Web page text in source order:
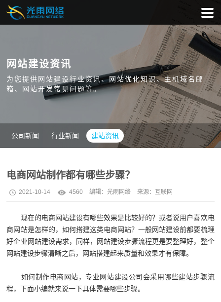
网站建设资讯
为您提供网站建设行业资讯、网站优化知识、主机域名邮
箱、网站开发常见问题等。
公司新闻 行业新闻 建站资讯
电商网站制作都有哪些步骤？
2021-10-14 4560 编辑：光雨网络 来源：互联网
现在的电商网站建设有哪些效果是比较好的？或者说用户喜欢电
商网站是怎样的，如何搭建这类电商网站？一般网站建设前都要梳理
好企业网站建设需求，同样，网站建设步骤流程更是要整理好，整个
网站建设步骤清晰之后，网站搭建起来质量和效果才有保障。
如何制作电商网站，专业网站建设公司会采用哪些建站步骤流
程，下面小编就来说一下具体需要哪些步骤。